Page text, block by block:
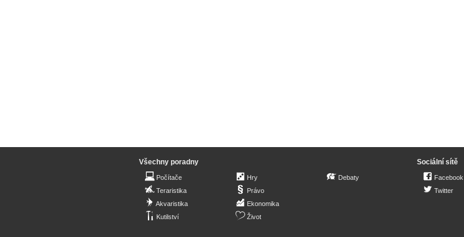
Všechny poradny
Počítače
Teraristika
Akvaristika
Kutilství
Hry
Právo
Ekonomika
Život
Debaty
Sociální sítě
Facebook
Twitter